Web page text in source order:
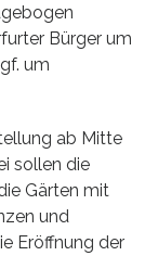
Bürger um
um
ab Mitte
sollen die
Gärten mit
und
Eröffnung der